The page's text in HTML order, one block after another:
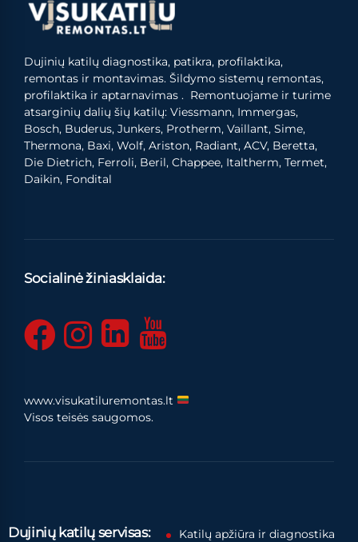
Dujinių katilų diagnostika, patikra, profilaktika,
remontas ir montavimas. Šildymo sistemų remontas,
profilaktika ir aptarnavimas . Remontuojame ir turime
atsarginių dalių šių katilų: Viessmann, Immergas,
Bosch, Buderus, Junkers, Protherm, Vaillant, Sime,
Thermona, Baxi, Wolf, Ariston, Radiant, ACV, Beretta,
Die Dietrich, Ferroli, Beril, Chappee, Italtherm, Termet,
Daikin, Fondital
Socialinė žiniasklaida:
www.visukatiluremontas.lt
Visos teisės saugomos.
Dujinių katilų servisas:
Katilų apžiūra ir diagnostika